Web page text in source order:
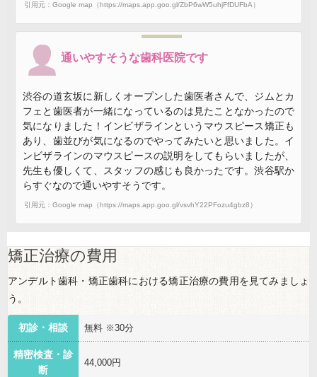
引用元：Google map（https://maps.app.goo.gl/ZbP6wW5uhjFfDUFbA）
通いやすそうな歯科医院です
渋谷の道玄坂に新しくオープンした歯医者さんで、ジムとカ
フェと歯医者が一緒になっているのは見たことなかったので
気になりました！インビザラインというマウスピース矯正も
あり、歯並びが気になるのでやってみたいと思いました。イ
ンビザラインのマウスピースの説明をしてもらいましたが、
先生も優しくて、スタッフの感じも良かったです。渋谷駅か
らすぐなので通いやすそうです。
引用元：Google map（https://maps.app.goo.gl/vsvhY22PFozu4gbz8）
矯正治療の費用
アンデルト歯科・矯正歯科における矯正治療の費用を見てみましょ
う。
初診・相談 無料 ※30分
精密検査・診
断
44,000円